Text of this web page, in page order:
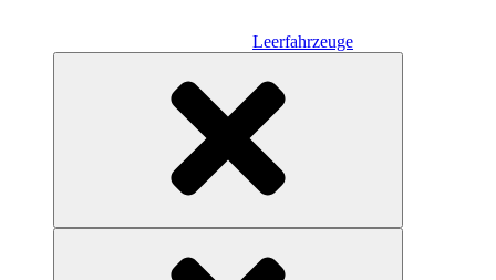
Leerfahrzeuge